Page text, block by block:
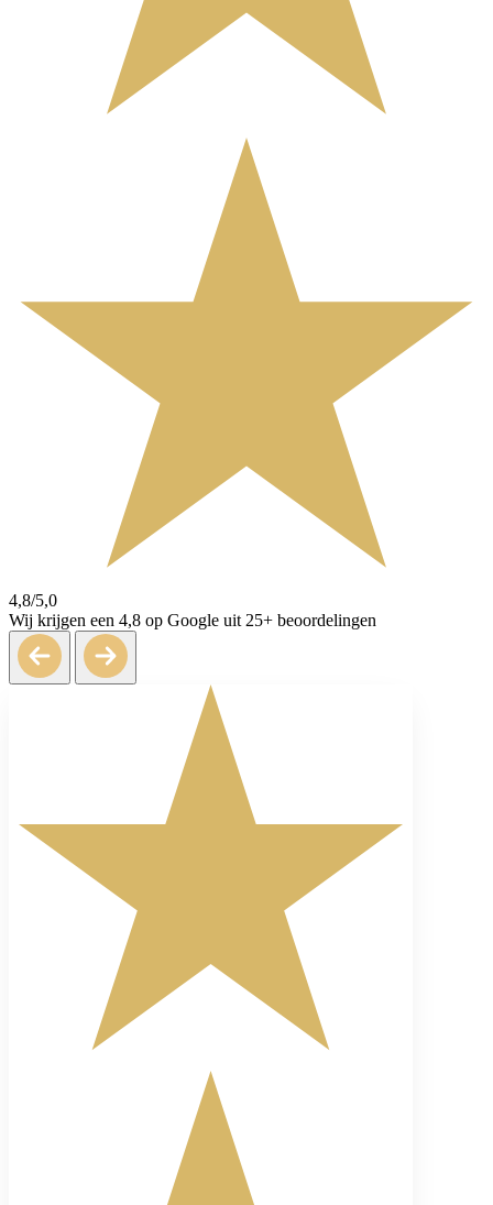
4,8/5,0
Wij krijgen een 4,8 op Google uit 25+ beoordelingen